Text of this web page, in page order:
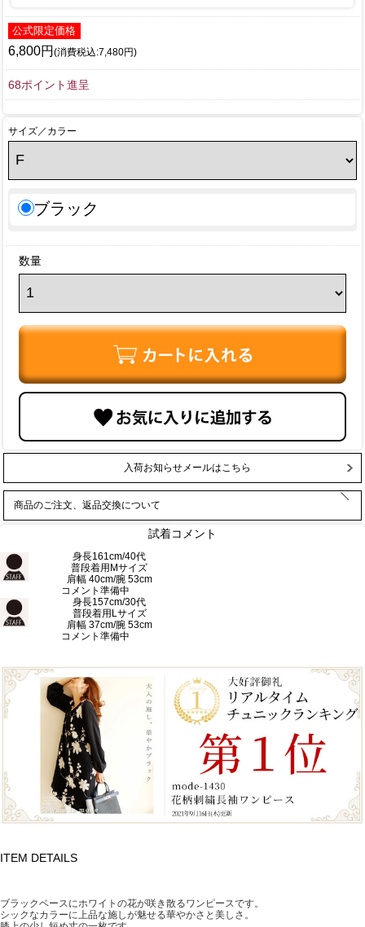
公式限定価格
6,800円 (消費税込:7,480円)
68ポイント進呈
サイズ／カラー
ブラック
数量
入荷お知らせメールはこちら
商品のご注文、返品交換について
試着コメント
身長161cm/40代
普段着用Mサイズ
肩幅 40cm/腕 53cm
コメント準備中
身長157cm/30代
普段着用Lサイズ
肩幅 37cm/腕 53cm
コメント準備中
ITEM DETAILS
ブラックベースにホワイトの花が咲き散るワンピースです。
シックなカラーに上品な施しが魅せる華やかさと美しさ。